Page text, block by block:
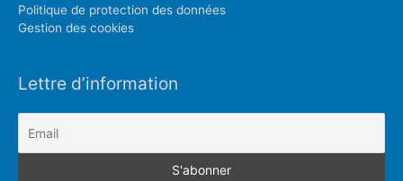
Politique de protection des données
Gestion des cookies
Lettre d’information